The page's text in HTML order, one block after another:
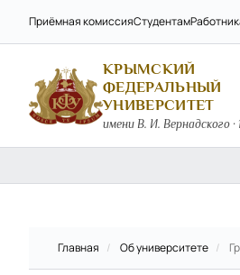
Приёмная комиссияСтудентам
КРЫМСКИЙ
ФЕДЕРАЛЬНЫЙ
УНИВЕРСИТЕТ
имени В. И. Вернадского ·
Главная / Об университете /